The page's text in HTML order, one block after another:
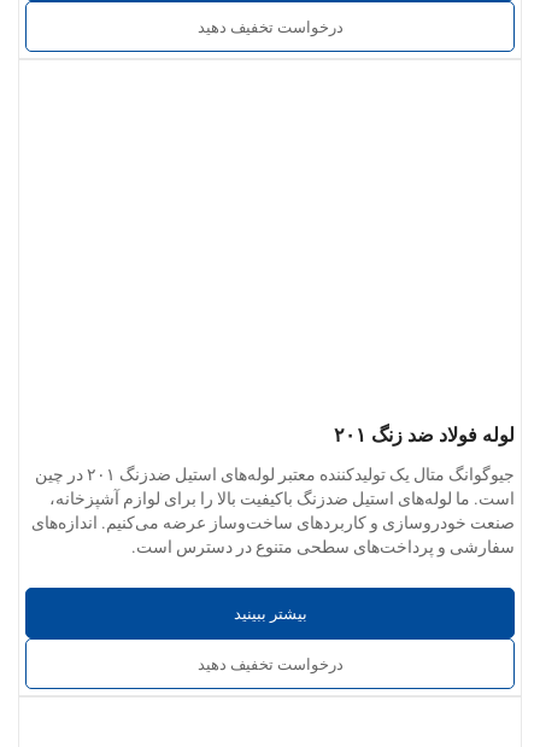
درخواست تخفیف دهید
لوله فولاد ضد زنگ ۲۰۱
جیوگوانگ متال یک تولیدکننده معتبر لوله‌های استیل ضدزنگ ۲۰۱ در چین
است. ما لوله‌های استیل ضدزنگ باکیفیت بالا را برای لوازم آشپزخانه،
صنعت خودروسازی و کاربردهای ساخت‌وساز عرضه می‌کنیم. اندازه‌های
سفارشی و پرداخت‌های سطحی متنوع در دسترس است.
بیشتر ببینید
درخواست تخفیف دهید